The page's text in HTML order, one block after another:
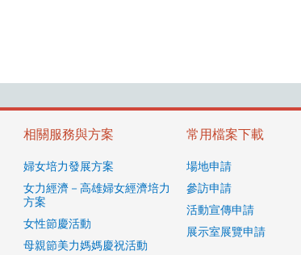
相關服務與方案
婦女培力發展方案
女力經濟－高雄婦女經濟培力
方案
女性節慶活動
母親節美力媽媽慶祝活動
常用檔案下載
場地申請
參訪申請
活動宣傳申請
展示室展覽申請